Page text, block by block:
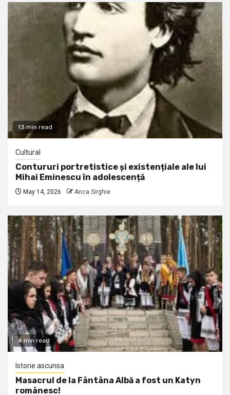
13 min read
Cultural
Contururi portretistice și existențiale ale lui
Mihai Eminescu în adolescență
May 14, 2026 Anca Sirghie
4 min read
Istorie ascunsa
Masacrul de la Fântâna Albă a fost un Katyn
românesc!